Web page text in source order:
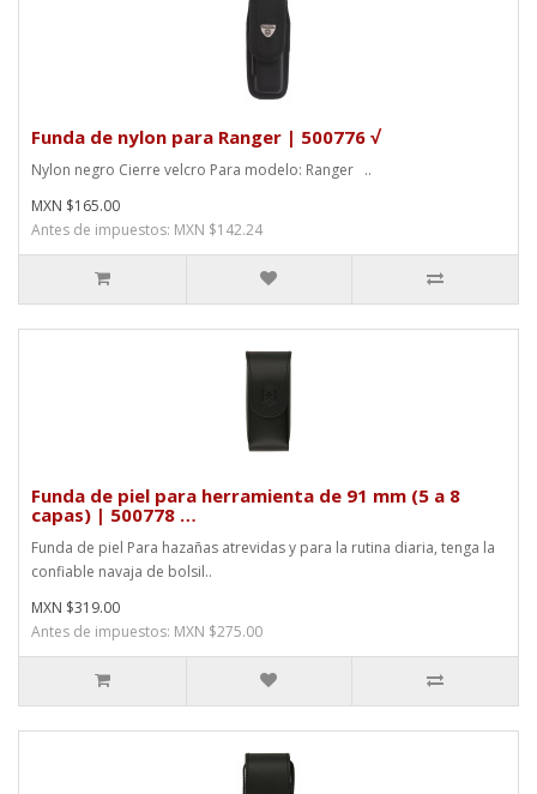
Funda de nylon para Ranger | 500776 √
Nylon negro Cierre velcro Para modelo: Ranger ..
MXN $165.00
Antes de impuestos: MXN $142.24
Funda de piel para herramienta de 91 mm (5 a 8
capas) | 500778 …
Funda de piel Para hazañas atrevidas y para la rutina diaria, tenga la
confiable navaja de bolsil..
MXN $319.00
Antes de impuestos: MXN $275.00